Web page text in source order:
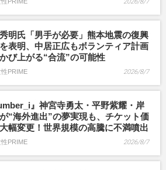
2026/8/7
明氏「男手が必要」熊本地震の復興
表明、中居正広もボランティア計画
び上がる“合流”の可能性
PRIME 2026/8/7
』神宮寺勇太・平野紫耀・岸
“海外進出”の夢実現も、チケット価
幅変更！世界規模の高騰に不満噴出
PRIME 2026/8/7